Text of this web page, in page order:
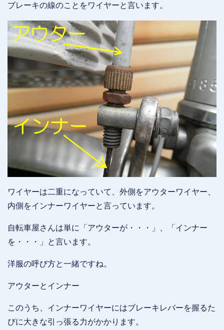
ブレーキの線のことをワイヤーと言います。
ワイヤーは二重になっていて、外側をアウターワイヤー、
内側をインナーワイヤーと言っています。
自転車屋さんは単に「アウターが・・・」、「インナー
を・・・」と言います。
洋服の呼び方と一緒ですね。
アウターとインナー
このうち、インナーワイヤーにはブレーキレバーを握るた
びに大きな引っ張る力がかかります。